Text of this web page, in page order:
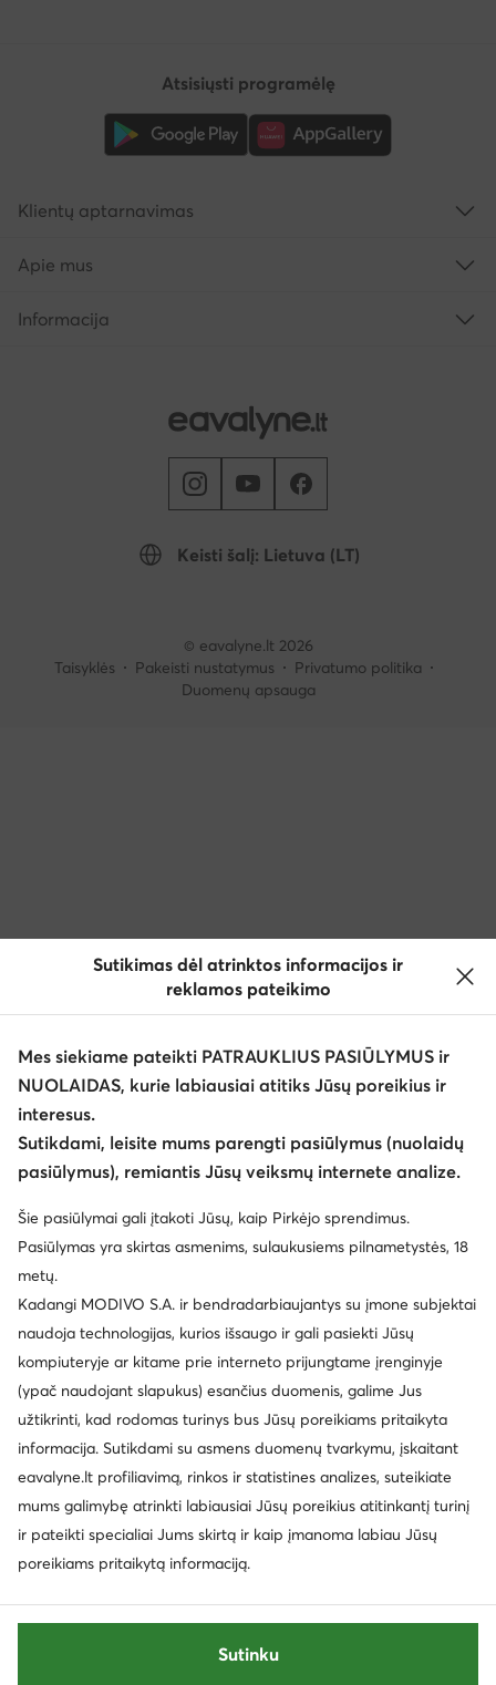
Keisti šalį: Lietuva (LT)
Atsisiųsti programėlę
Klientų aptarnavimas
Apie mus
Informacija
© eavalyne.lt 2026
Taisyklės
Pakeisti nustatymus
Privatumo politika
Duomenų apsauga
Sutikimas dėl atrinktos informacijos ir
reklamos pateikimo
Mes siekiame pateikti PATRAUKLIUS PASIŪLYMUS ir
NUOLAIDAS, kurie labiausiai atitiks Jūsų poreikius ir
interesus.
Sutikdami, leisite mums parengti pasiūlymus (nuolaidų
pasiūlymus), remiantis Jūsų veiksmų internete analize.
Šie pasiūlymai gali įtakoti Jūsų, kaip Pirkėjo sprendimus.
Pasiūlymas yra skirtas asmenims, sulaukusiems pilnametystės, 18
metų.
Kadangi MODIVO S.A. ir bendradarbiaujantys su įmone subjektai
naudoja technologijas, kurios išsaugo ir gali pasiekti Jūsų
kompiuteryje ar kitame prie interneto prijungtame įrenginyje
(ypač naudojant slapukus) esančius duomenis, galime Jus
užtikrinti, kad rodomas turinys bus Jūsų poreikiams pritaikyta
informacija. Sutikdami su asmens duomenų tvarkymu, įskaitant
eavalyne.lt profiliavimą, rinkos ir statistines analizes, suteikiate
mums galimybę atrinkti labiausiai Jūsų poreikius atitinkantį turinį
ir pateikti specialiai Jums skirtą ir kaip įmanoma labiau Jūsų
poreikiams pritaikytą informaciją.
Sutinku